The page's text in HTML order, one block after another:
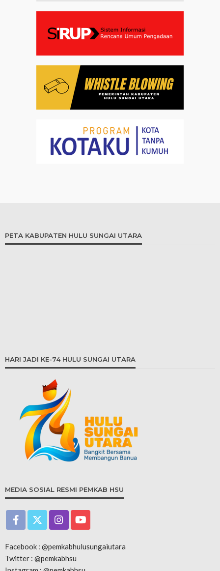
PETA KABUPATEN HULU SUNGAI UTARA
HARI JADI KE-74 HULU SUNGAI UTARA
MEDIA SOSIAL RESMI PEMKAB HSU
Facebook : @pemkabhulusungaiutara
Twitter : @pemkabhsu